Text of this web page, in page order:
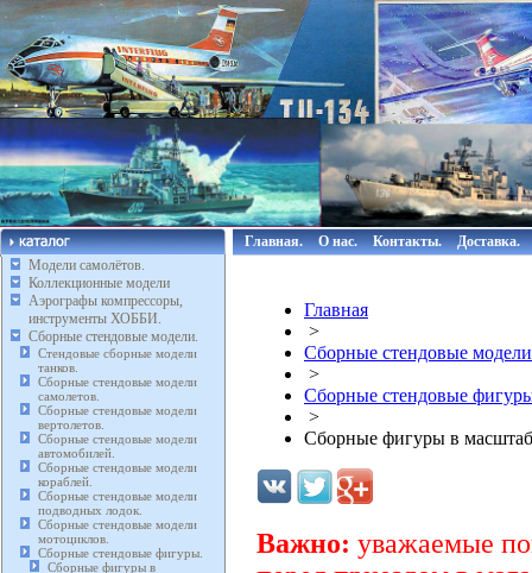
Модели самолётов.
Коллекционные модели
Аэрографы компрессоры,
инструменты ХОББИ.
Сборные стендовые модели.
Стендовые сборные модели
танков.
Сборные стендовые модели
самолетов.
Сборные стендовые модели
вертолетов.
Сборные стендовые модели
автомобилей.
Сборные стендовые модели
кораблей.
Сборные стендовые модели
подводных лодок.
Сборные стендовые модели
мотоциклов.
Сборные стендовые фигуры.
Сборные фигуры в
Главная. О нас. Контакты. Доставка.
Главная
>
Сборные стендовые
>
Сборные стендовые
>
Сборные фигуры в
Важно: уважаемые